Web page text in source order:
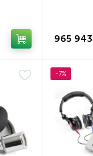
965
-7%